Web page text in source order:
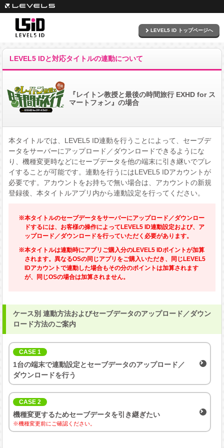
LEVEL5 ID トップページへ
LEVEL5 IDと対応タイトルの連動について
『レイトン教授と最後の時間旅行 EXHD for ス
マートフォン』の場合
本タイトルでは、LEVEL5 ID連動を行うことによって、セーブデ
ータをサーバーにアップロード／ダウンロードできるようにな
り、機種変更時などにセーブデータを他の端末に引き継いでプレ
イすることが可能です。 連動を行うにはLEVEL5 IDアカウントが
必要です。アカウントをお持ちで無い場合は、アカウントの新規
登録後、本タイトルアプリ内から連動設定を行ってください。
※本タイトルのセーブデータをサーバーにアップロード／ダウンロー
ドするには、お客様の操作によってLEVEL5 ID連動設定および、ア
ップロード／ダウンロードを行っていただく必要があります。
※本タイトルは連動時にアプリご購入分のLEVEL5 IDポイントが加算
されます。異なるOSの同じアプリをご購入いただき、同じLEVEL5
IDアカウントで連動した場合もその分のポイントは加算されます
が、同じOSの場合は加算されません。
ケース別 連動方法およびセーブデータのアップロード／ダウン
ロード方法のご案内
CASE 1
1台の端末で連動設定とセーブデータのアップロード／
ダウンロードを行う
CASE 2
機種変更するためセーブデータを引き継ぎたい
※機種変更前にご確認ください。